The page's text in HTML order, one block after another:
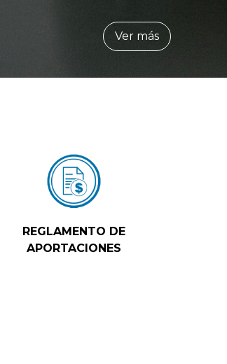
Ver más
REGLAMENTO DE
APORTACIONES